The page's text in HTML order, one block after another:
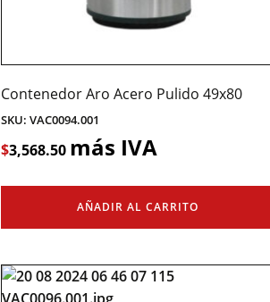
Contenedor Aro Acero Pulido 49x80
SKU: VAC0094.001
$3,568.50 más IVA
AÑADIR AL CARRITO